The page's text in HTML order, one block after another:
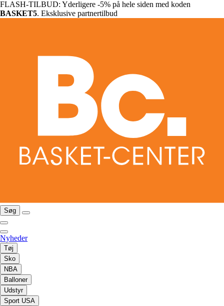
FLASH-TILBUD: Yderligere -5% på hele siden med koden
BASKET5. Eksklusive partnertilbud
Søg
Nyheder
Tøj
Sko
NBA
Balloner
Udstyr
Sport USA